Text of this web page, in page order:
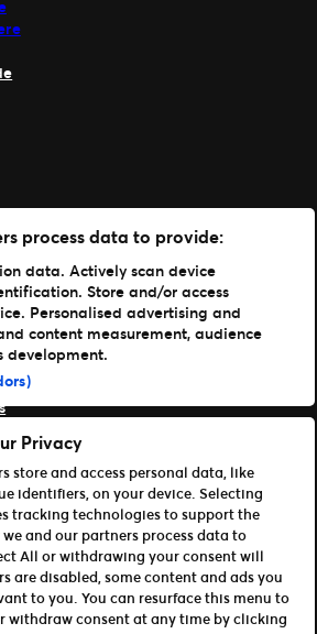
App
öffnen
SDKs)
process data to provide:
data. Actively scan device
Store and/or access
Personalised advertising and
content measurement, audience
development.
Privacy
store and access personal data, like
identifiers, on your device. Selecting
tracking technologies to support the
and our partners process data to
All or withdrawing your consent will
are disabled, some content and ads you
to you. You can resurface this menu to
withdraw consent at any time by clicking